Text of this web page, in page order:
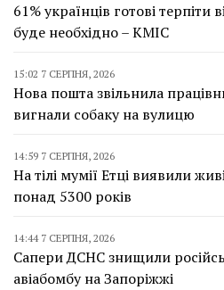
61% українців готові терпіти
буде необхідно – КМІС
15:02 7 СЕРПНЯ, 2026
Нова пошта звільнила
вигнали собаку на вулицю
14:59 7 СЕРПНЯ, 2026
На тілі мумії Етці виявили
понад 5300 років
14:44 7 СЕРПНЯ, 2026
Сапери ДСНС знищили
авіабомбу на Запоріжжі